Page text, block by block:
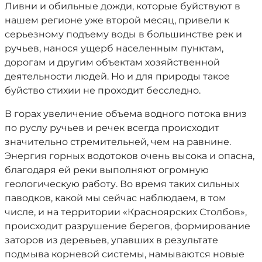
Ливни и обильные дожди, которые буйствуют в
нашем регионе уже второй месяц, привели к
серьезному подъему воды в большинстве рек и
ручьев, нанося ущерб населенным пунктам,
дорогам и другим объектам хозяйственной
деятельности людей. Но и для природы такое
буйство стихии не проходит бесследно.
В горах увеличение объема водного потока вниз
по руслу ручьев и речек всегда происходит
значительно стремительней, чем на равнине.
Энергия горных водотоков очень высока и опасна,
благодаря ей реки выполняют огромную
геологическую работу. Во время таких сильных
паводков, какой мы сейчас наблюдаем, в том
числе, и на территории «Красноярских Столбов»,
происходит разрушение берегов, формирование
заторов из деревьев, упавших в результате
подмыва корневой системы, намываются новые